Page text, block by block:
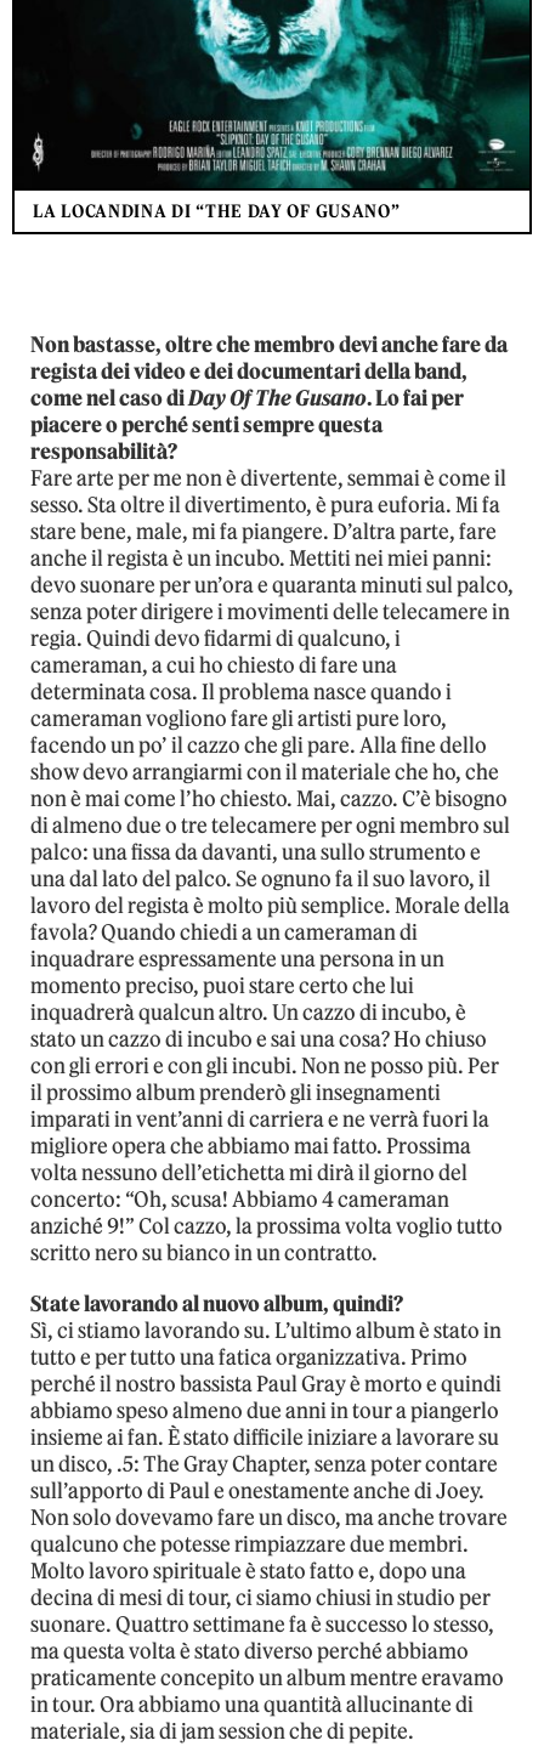
LA LOCANDINA DI “THE DAY OF GUSANO”
Non bastasse, oltre che membro devi anche fare da
regista dei video e dei documentari della band,
come nel caso diDay Of The Gusano. Lo fai per
piacere o perché senti sempre questa
responsabilità?
Fare arte per me non è divertente, semmai è come il
sesso. Sta oltre il divertimento, è pura euforia. Mi fa
stare bene, male, mi fa piangere. D’altra parte, fare
anche il regista è un incubo. Mettiti nei miei panni:
devo suonare per un’ora e quaranta minuti sul palco,
senza poter dirigere i movimenti delle telecamere in
regia. Quindi devo fidarmi di qualcuno, i
cameraman, a cui ho chiesto di fare una
determinata cosa. Il problema nasce quando i
cameraman vogliono fare gli artisti pure loro,
facendo un po’ il cazzo che gli pare. Alla fine dello
show devo arrangiarmi con il materiale che ho, che
non è mai come l’ho chiesto. Mai, cazzo. C’è bisogno
di almeno due o tre telecamere per ogni membro sul
palco: una fissa da davanti, una sullo strumento e
una dal lato del palco. Se ognuno fa il suo lavoro, il
lavoro del regista è molto più semplice. Morale della
favola? Quando chiedi a un cameraman di
inquadrare espressamente una persona in un
momento preciso, puoi stare certo che lui
inquadrerà qualcun altro. Un cazzo di incubo, è
stato un cazzo di incubo e sai una cosa? Ho chiuso
con gli errori e con gli incubi. Non ne posso più. Per
il prossimo album prenderò gli insegnamenti
imparati in vent’anni di carriera e ne verrà fuori la
migliore opera che abbiamo mai fatto. Prossima
volta nessuno dell’etichetta mi dirà il giorno del
concerto: “Oh, scusa! Abbiamo 4 cameraman
anziché 9!” Col cazzo, la prossima volta voglio tutto
scritto nero su bianco in un contratto.
State lavorando al nuovo album, quindi?
Sì, ci stiamo lavorando su. L’ultimo album è stato in
tutto e per tutto una fatica organizzativa. Primo
perché il nostro bassista Paul Gray è morto e quindi
abbiamo speso almeno due anni in tour a piangerlo
insieme ai fan. È stato difficile iniziare a lavorare su
un disco, .5: The Gray Chapter, senza poter contare
sull’apporto di Paul e onestamente anche di Joey.
Non solo dovevamo fare un disco, ma anche trovare
qualcuno che potesse rimpiazzare due membri.
Molto lavoro spirituale è stato fatto e, dopo una
decina di mesi di tour, ci siamo chiusi in studio per
suonare. Quattro settimane fa è successo lo stesso,
ma questa volta è stato diverso perché abbiamo
praticamente concepito un album mentre eravamo
in tour. Ora abbiamo una quantità allucinante di
materiale, sia di jam session che di pepite.